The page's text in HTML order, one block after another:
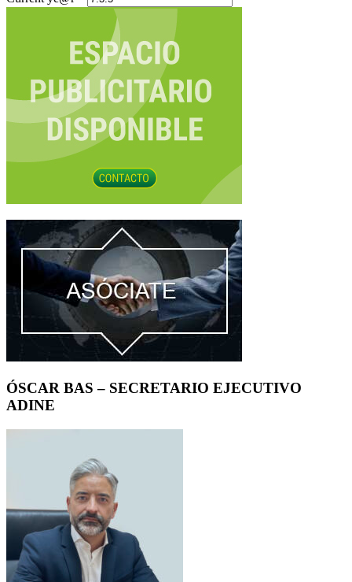
ÓSCAR BAS – SECRETARIO EJECUTIVO
ADINE